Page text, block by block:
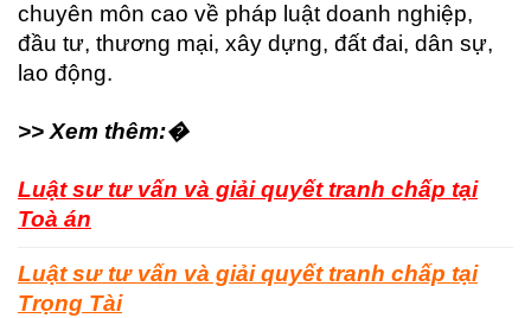
chuyên môn cao về pháp luật doanh nghiệp,
đầu tư, thương mại, xây dựng, đất đai, dân sự,
lao động.
>> Xem thêm:�
Luật sư tư vấn và giải quyết tranh chấp tại
Toà án
Luật sư tư vấn và giải quyết tranh chấp tại
Trọng Tài